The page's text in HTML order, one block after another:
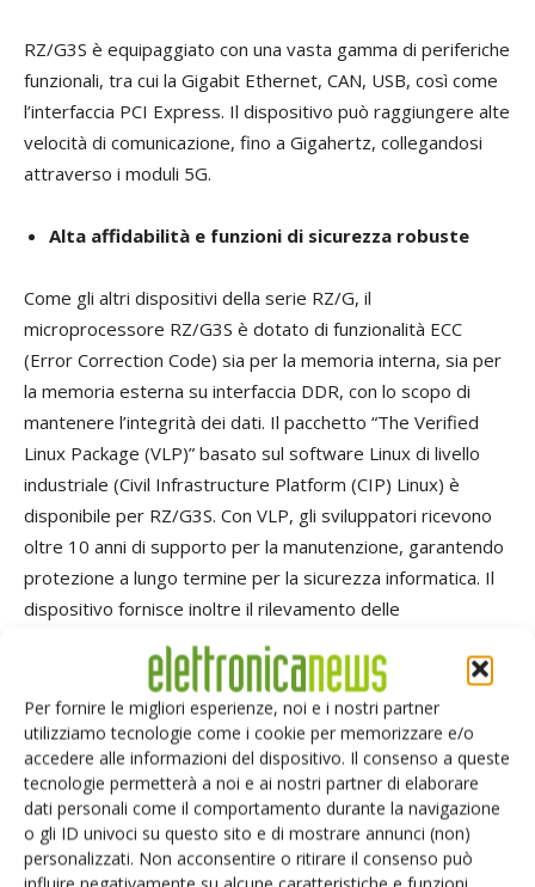
Per fornire le migliori esperienze, noi e i nostri partner
utilizziamo tecnologie come i cookie per memorizzare e/o
accedere alle informazioni del dispositivo. Il consenso a queste
tecnologie permetterà a noi e ai nostri partner di elaborare
dati personali come il comportamento durante la navigazione
o gli ID univoci su questo sito e di mostrare annunci (non)
personalizzati. Non acconsentire o ritirare il consenso può
RZ/G3S è equipaggiato con una vasta gamma di periferiche
funzionali, tra cui la Gigabit Ethernet, CAN, USB, così come
l’interfaccia PCI Express. Il dispositivo può raggiungere alte
velocità di comunicazione, fino a Gigahertz, collegandosi
attraverso i moduli 5G.
Alta affidabilità e funzioni di sicurezza robuste
Come gli altri dispositivi della serie RZ/G, il
microprocessore RZ/G3S è dotato di funzionalità ECC
(Error Correction Code) sia per la memoria interna, sia per
la memoria esterna su interfaccia DDR, con lo scopo di
mantenere l’integrità dei dati. Il pacchetto “The Verified
Linux Package (VLP)” basato sul software Linux di livello
industriale (Civil Infrastructure Platform (CIP) Linux) è
disponibile per RZ/G3S. Con VLP, gli sviluppatori ricevono
oltre 10 anni di supporto per la manutenzione, garantendo
protezione a lungo termine per la sicurezza informatica. Il
dispositivo fornisce inoltre il rilevamento delle
manomissioni insieme all’avvio sicuro, possibilità di
proteggere la connessione di debug e altro ancora. I
prodotti della serie RZ/G sono già certificati PSA livello 2
da parte di Arm e Renesas ha in programma di includere
RZ/G3S in futuro.
“Il nostro ambiente di sviluppo IAR Embedded Workbench
per Arm supporta intrinsecamente sia MPU che MCU”,